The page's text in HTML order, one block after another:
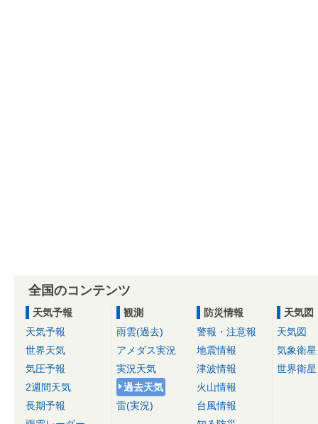
全国のコンテンツ
天気予報
天気予報
世界天気
気圧予報
2週間天気
長期予報
観測
雨雲(過去)
アメダス実況
実況天気
過去天気
雷(実況)
防災情報
警報・注意報
地震情報
津波情報
火山情報
台風情報
天気図
天気図
気象衛星
世界衛星